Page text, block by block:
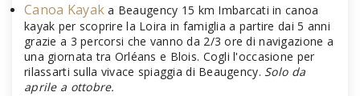
Canoa Kayak a Beaugency 15 km Imbarcati in canoa
kayak per scoprire la Loira in famiglia a partire dai 5 anni
grazie a 3 percorsi che vanno da 2/3 ore di navigazione a
una giornata tra Orléans e Blois. Cogli l'occasione per
rilassarti sulla vivace spiaggia di Beaugency. Solo da
aprile a ottobre.